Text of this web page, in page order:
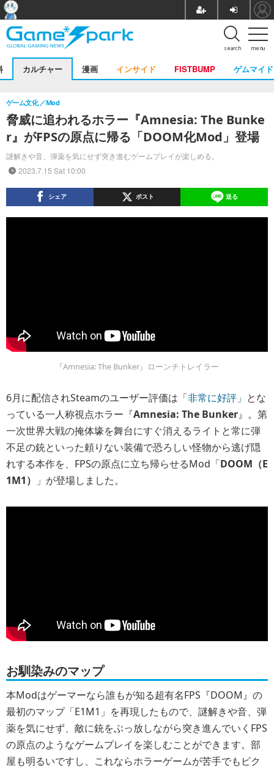
menu
search
カルチャー 漫画 インサイド FISTBUMP ゲムマイド
脅威に追われるホラー『Amnesia: The Bunke
r』がFPSの原点に帰る「DOOM化Mod」登場
謎解きや音、弾薬を気にせず突き進むゲームプレイが楽しめる。
ゲーム文化 Mod
2023.7.15 Sat 10:00
シェア ポスト 送る
『Amnesia: The Bunker』ローンチトレイラー
6月に配信されSteamのユーザー評価は「非常に好評」 とな
っている一人称視点ホラー『Amnesia: The Bunker』。第
一次世界大戦の掩体壕を舞台にすぐ消えるライトと常に弾
不足の銃といった頼りない装備で恐ろしい怪物から逃げ隠
れする本作を、FPSの原点に立ち帰らせるMod「DOOM（E
1M1）
」が登場しました。
お馴染みのマップ
本Modはゲーマーなら誰もが知る超有名FPS『DOOM』の
最初のマップ「E1M1」を再現したもので、謎解きや音、弾
薬を気にせず、敵に銃をぶっ放しながら突き進んでいくFPS
の原点のようなゲームプレイを楽しむことができます。部
屋も明るいですし、これならホラーゲームが苦手でもビク